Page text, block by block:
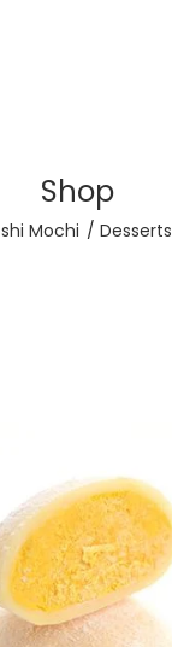
Shop
Mochi Desserts